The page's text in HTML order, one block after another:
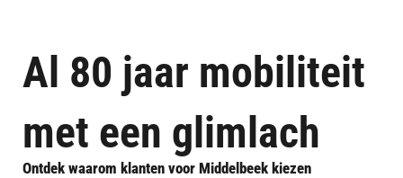
Al 80 jaar mobiliteit
met een glimlach
Ontdek waarom klanten voor Middelbeek kiezen